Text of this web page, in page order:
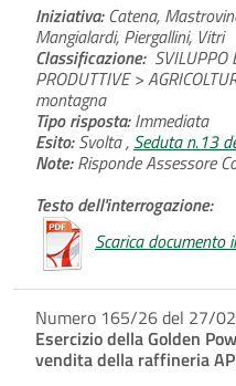
Iniziativa:Catena,
Mangialardi, Piergallini, Vitri
Classificazione: SVILUPPO
PRODUTTIVE >
montagna
Tipo risposta:Immediata
Esito:Svolta , Seduta n.13
Note:Risponde Assessore
Testo dell'interrogazione:
Scarica documento
Numero 165/26 del 27/
Esercizio della Golden
vendita della raffineria